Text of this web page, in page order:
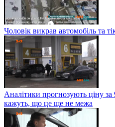
Чоловік викрав автомобіль та
Аналітики прогнозують ціну
кажуть, що це ще не межа